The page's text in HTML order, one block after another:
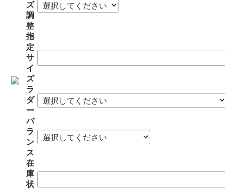
ズ
調
整
指
定
サ
イ
ズ
ラ
ダ
ー
バ
ラ
ン
ス
在
庫
状